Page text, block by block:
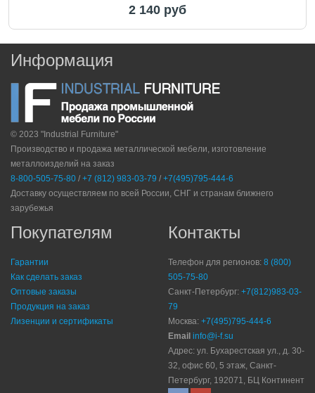
2 140 руб
Информация
© 2023 "Industrial Furniture"
Производство и продажа металлической мебели, изготовление
металлоизделий на заказ
8-800-505-75-80 / +7 (812) 983-03-79 / +7(495)795-444-6
Доставку осуществляем по всей России, СНГ и странам ближнего
зарубежья
Покупателям
Гарантии
Как сделать заказ
Оптовые заказы
Продукция на заказ
Лизенции и сертификаты
Контакты
Телефон для регионов: 8 (800)
505-75-80
Санкт-Петербург: +7(812)983-03-
79
Москва: +7(495)795-444-6
Email info@i-f.su
Адрес: ул. Бухарестская ул., д. 30-
32, офис 60, 5 этаж, Санкт-
Петербург, 192071, БЦ Континент